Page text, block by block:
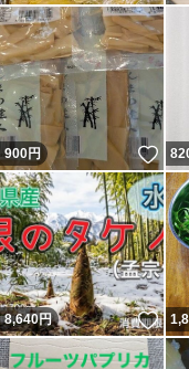
900円 い
8,640円 い